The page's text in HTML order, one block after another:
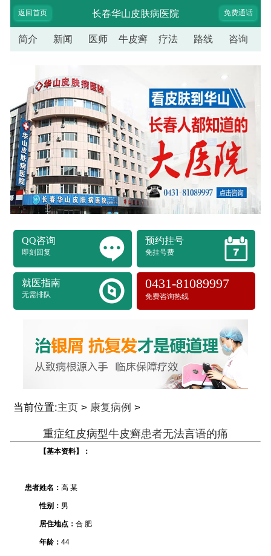
返回首页 免费通话
长春华山皮肤病医院
简介 新闻 医师 牛皮癣 疗法 路线 咨询
QQ咨询
即刻回复
预约挂号
免挂号费
就医指南
无需排队
0431-81089997
免费咨询热线
当前位置:主页 > 康复病例 >
重症红皮病型牛皮癣患者无法言语的痛
【基本资料】：
患者姓名： 高 某
性别： 男
居住地点： 合 肥
年龄： 44